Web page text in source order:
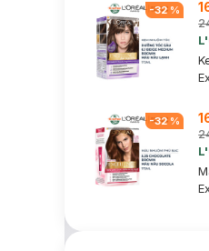
-32%
-32%